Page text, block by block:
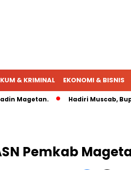
& KRIMINAL EKONOMI & BISNIS
Magetan. Hadiri Muscab, Bupati
Pemkab